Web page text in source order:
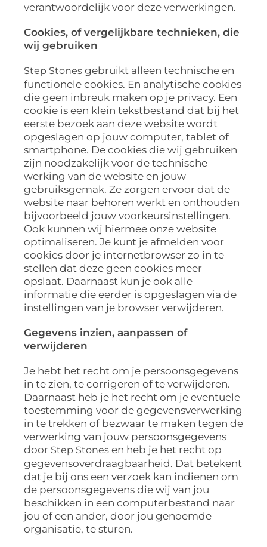
verantwoordelijk voor deze verwerkingen.
Cookies, of vergelijkbare technieken, die
wij gebruiken
Step Stones gebruikt alleen technische en
functionele cookies. En analytische cookies
die geen inbreuk maken op je privacy. Een
cookie is een klein tekstbestand dat bij het
eerste bezoek aan deze website wordt
opgeslagen op jouw computer, tablet of
smartphone. De cookies die wij gebruiken
zijn noodzakelijk voor de technische
werking van de website en jouw
gebruiksgemak. Ze zorgen ervoor dat de
website naar behoren werkt en onthouden
bijvoorbeeld jouw voorkeursinstellingen.
Ook kunnen wij hiermee onze website
optimaliseren. Je kunt je afmelden voor
cookies door je internetbrowser zo in te
stellen dat deze geen cookies meer
opslaat. Daarnaast kun je ook alle
informatie die eerder is opgeslagen via de
instellingen van je browser verwijderen.
Gegevens inzien, aanpassen of
verwijderen
Je hebt het recht om je persoonsgegevens
in te zien, te corrigeren of te verwijderen.
Daarnaast heb je het recht om je eventuele
toestemming voor de gegevensverwerking
in te trekken of bezwaar te maken tegen de
verwerking van jouw persoonsgegevens
door Step Stones en heb je het recht op
gegevensoverdraagbaarheid. Dat betekent
dat je bij ons een verzoek kan indienen om
de persoonsgegevens die wij van jou
beschikken in een computerbestand naar
jou of een ander, door jou genoemde
organisatie, te sturen.